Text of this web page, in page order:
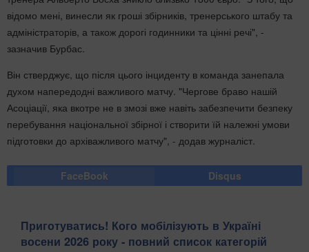
відомо мені, винесли як гроші збірників, тренерського штабу та
адміністраторів, а також дорогі годинники та цінні речі", -
зазначив Бурбас.
Він стверджує, що після цього інциденту в команда занепала
духом напередодні важливого матчу. "Чергове браво нашій
Асоціації, яка вкотре не в змозі вже навіть забезпечити безпеку
перебування національної збірної і створити їй належні умови
підготовки до архіважливого матчу", - додав журналіст.
FaceBook Disqus
Приготуватись! Кого мобілізують в Україні
восени 2026 року - повний список категорій